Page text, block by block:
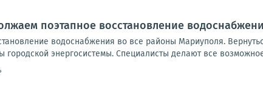
поэтапное восстановление
водоснабжения во все районы Мариуполя.
городской энергосистемы. Специалисты делают все